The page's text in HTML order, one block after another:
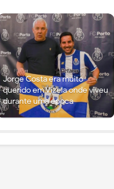
Jorge Costa era muito
querido em Vizela onde viveu
durante uma época